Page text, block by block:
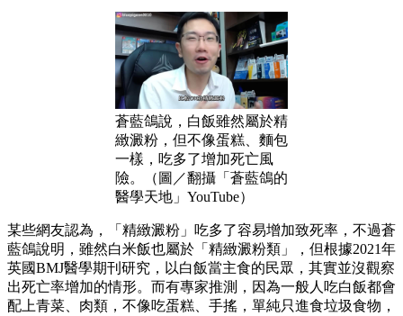
蒼藍鴿說，白飯雖然屬於精
緻澱粉，但不像蛋糕、麵包
一樣，吃多了增加死亡風
險。（圖／翻攝「蒼藍鴿的
醫學天地」YouTube）
某些網友認為，「精緻澱粉」吃多了容易增加致死率，不過蒼
藍鴿說明，雖然白米飯也屬於「精緻澱粉類」，但根據2021年
英國BMJ醫學期刊研究，以白飯當主食的民眾，其實並沒觀察
出死亡率增加的情形。而有專家推測，因為一般人吃白飯都會
配上青菜、肉類，不像吃蛋糕、手搖，單純只進食垃圾食物，